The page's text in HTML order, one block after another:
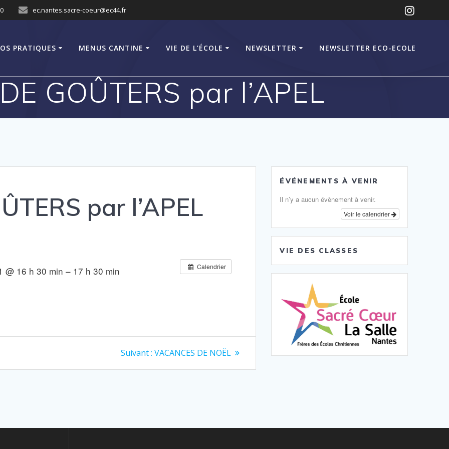
ec.nantes.sacre-coeur@ec44.fr
PRATIQUES MENUS CANTINE VIE DE L’ÉCOLE NEWSLETTER NEWSLETTER ECO-ECOLE
GOÛTERS par l’APEL
par l’APEL
Calendrier
@ 16 h 30 min – 17 h 30 min
Suivant : Article
VACANCES DE NOËL
ÉVÉNEMENTS À VENIR
Il n’y a aucun évènement à venir.
Voir le calendrier
VIE DES CLASSES